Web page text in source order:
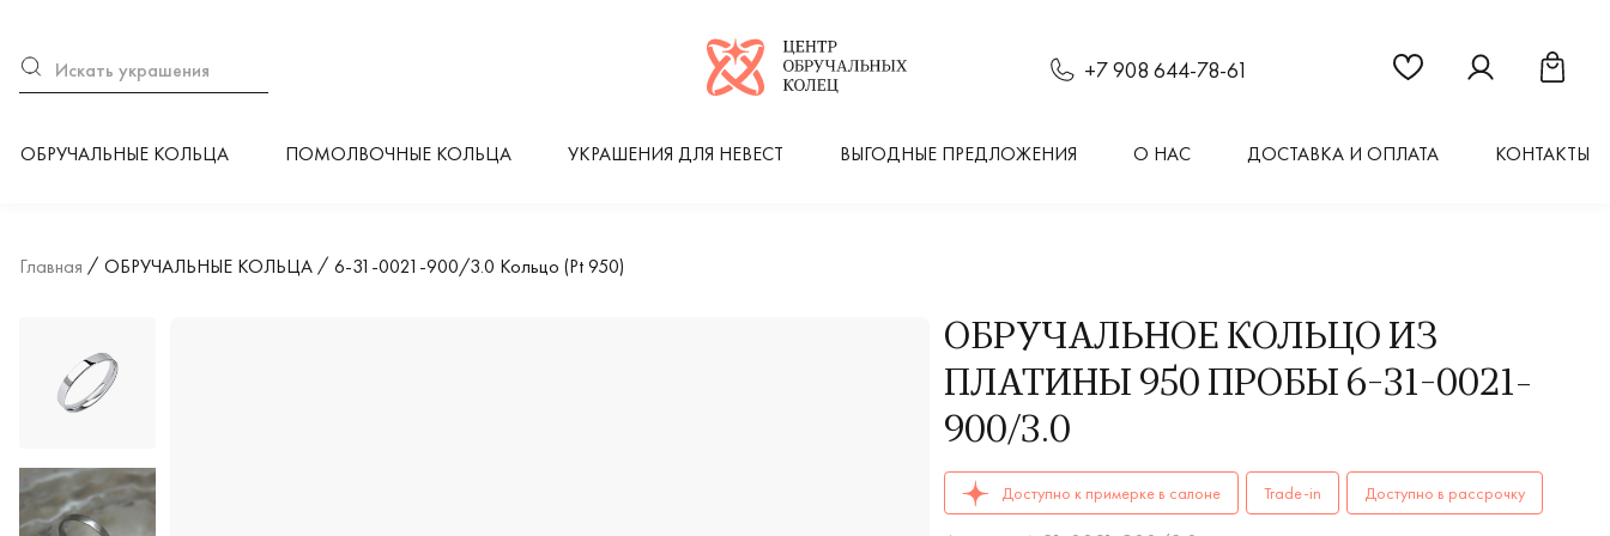
Логотип компании
+7 908 644-78-61 Ссылка на страницу
Ссылка наСсылка
ОБРУЧАЛЬНЫЕ КОЛЬЦА ПОМОЛВОЧНЫЕ КОЛЬЦА УКРАШЕНИЯ ДЛЯ НЕВЕСТ ВЫГОДНЫЕ ПРЕДЛОЖЕНИЯ О НАС ДОСТАВКА И ОПЛАТА КОНТАКТЫ
Главная ОБРУЧАЛЬНЫЕ КОЛЬЦА 6-31-0021-900/3.0 Кольцо (Pt 950)
ОБРУЧАЛЬНОЕ КОЛЬЦО ИЗ
ПЛАТИНЫ 950 ПРОБЫ 6-31-0021-
900/3.0
ОБРУЧАЛЬНЫЕ КОЛЬЦА женские, парные 6-31-0021-900/3.0 PT 950
Доступно к примерке в салоне Trade-in Доступно в рассрочку